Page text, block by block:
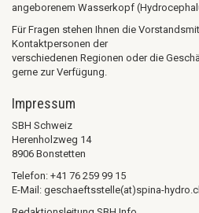
angeborenem Wasserkopf
Für Fragen stehen Ihnen die
Kontaktpersonen der
verschiedenen Regionen oder die
gerne zur Verfügung.
Impressum
SBH Schweiz
Herenholzweg 14
8906 Bonstetten
Telefon: +41 76 259 99 15
E-Mail: geschaeftsstelle(at)spina-